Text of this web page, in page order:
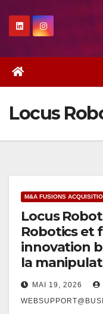
Locus
M&A FUSIONS
Locus
Robotics et
innovation
la
MAI 19, 2026